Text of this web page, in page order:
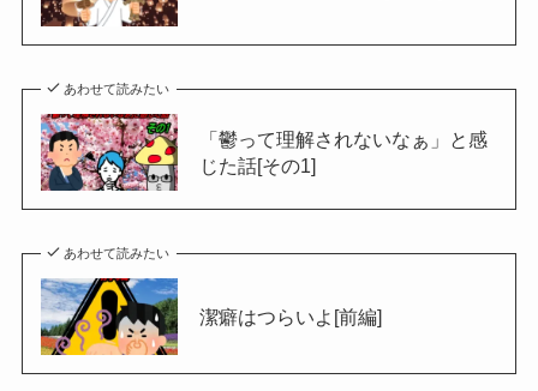
あわせて読みたい
「鬱って理解されないなぁ」と感
じた話[その1]
あわせて読みたい
潔癖はつらいよ[前編]